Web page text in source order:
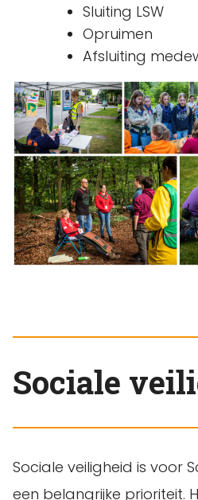
Sluiting LSW
Opruimen
Afsluiting
Sociale
Sociale veiligheid is voor
een belangrijke prioriteit.